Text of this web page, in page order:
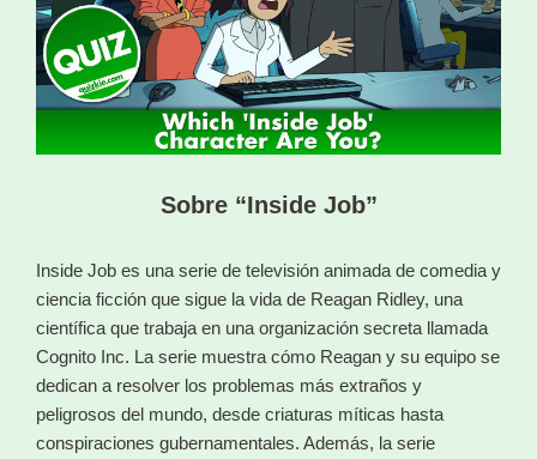
Sobre “Inside Job”
Inside Job es una serie de televisión animada de comedia y
ciencia ficción que sigue la vida de Reagan Ridley, una
científica que trabaja en una organización secreta llamada
Cognito Inc. La serie muestra cómo Reagan y su equipo se
dedican a resolver los problemas más extraños y
peligrosos del mundo, desde criaturas míticas hasta
conspiraciones gubernamentales. Además, la serie